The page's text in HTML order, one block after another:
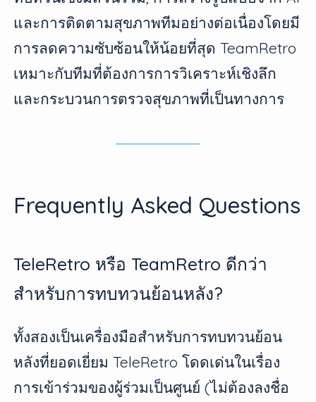
และการติดตามสุขภาพทีมอย่างต่อเนื่องโดยมี
การลดความซับซ้อนให้น้อยที่สุด TeamRetro
เหมาะกับทีมที่ต้องการการวิเคราะห์เชิงลึก
และกระบวนการตรวจสุขภาพที่เป็นทางการ
Frequently Asked Questions
TeleRetro หรือ TeamRetro ดีกว่า
สำหรับการทบทวนย้อนหลัง?
ทั้งสองเป็นเครื่องมือสำหรับการทบทวนย้อน
หลังที่ยอดเยี่ยม TeleRetro โดดเด่นในเรื่อง
การเข้าร่วมของผู้ร่วมเป็นศูนย์ (ไม่ต้องลงชื่อ